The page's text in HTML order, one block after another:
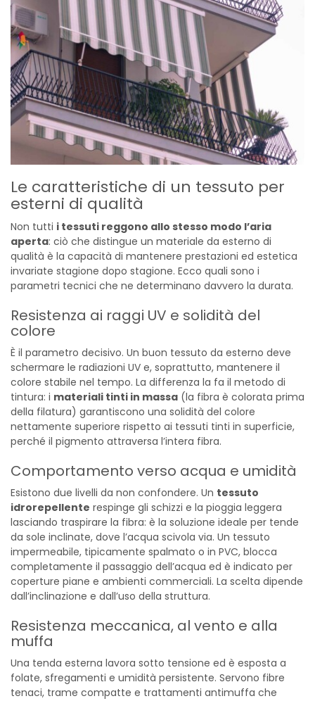
Le caratteristiche di un tessuto per
esterni di qualità
Non tutti i tessuti reggono allo stesso modo l’aria
aperta: ciò che distingue un materiale da esterno di
qualità è la capacità di mantenere prestazioni ed estetica
invariate stagione dopo stagione. Ecco quali sono i
parametri tecnici che ne determinano davvero la durata.
Resistenza ai raggi UV e solidità del
colore
È il parametro decisivo. Un buon tessuto da esterno deve
schermare le radiazioni UV e, soprattutto, mantenere il
colore stabile nel tempo. La differenza la fa il metodo di
tintura: i materiali tinti in massa (la fibra è colorata prima
della filatura) garantiscono una solidità del colore
nettamente superiore rispetto ai tessuti tinti in superficie,
perché il pigmento attraversa l’intera fibra.
Comportamento verso acqua e umidità
Esistono due livelli da non confondere. Un tessuto
idrorepellente respinge gli schizzi e la pioggia leggera
lasciando traspirare la fibra: è la soluzione ideale per tende
da sole inclinate, dove l’acqua scivola via. Un tessuto
impermeabile, tipicamente spalmato o in PVC, blocca
completamente il passaggio dell’acqua ed è indicato per
coperture piane e ambienti commerciali. La scelta dipende
dall’inclinazione e dall’uso della struttura.
Resistenza meccanica, al vento e alla
muffa
Una tenda esterna lavora sotto tensione ed è esposta a
folate, sfregamenti e umidità persistente. Servono fibre
tenaci, trame compatte e trattamenti antimuffa che